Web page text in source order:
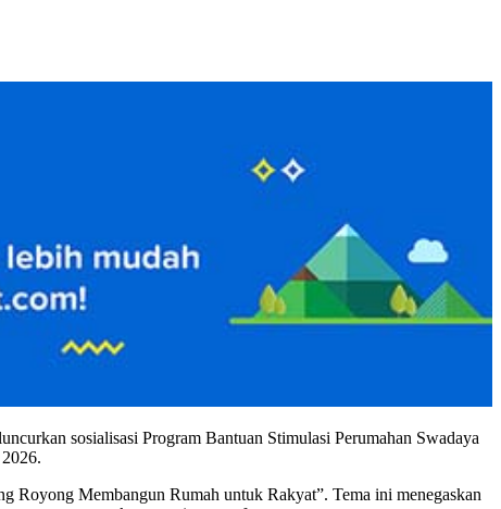
sosialisasi Program Bantuan Stimulasi Perumahan Swadaya
Royong Membangun Rumah untuk Rakyat”. Tema ini menegaskan